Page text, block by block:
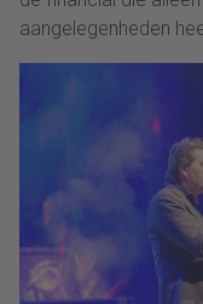
aangelegenheden